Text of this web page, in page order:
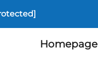
Homepage